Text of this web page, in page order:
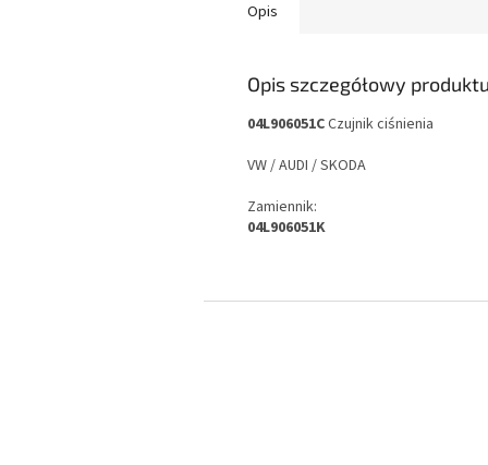
Opis
Opis szczegółowy
04L906051CCzujnik ciśnienia
VW / AUDI / SKODA
Zamiennik:
04L906051K